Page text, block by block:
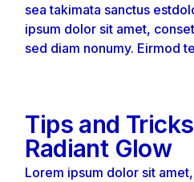
sea takimata sanctus
ipsum dolor sit amet,
sed diam nonumy. Eirmod
Tips and
Radiant Glow
Lorem ipsum dolor sit